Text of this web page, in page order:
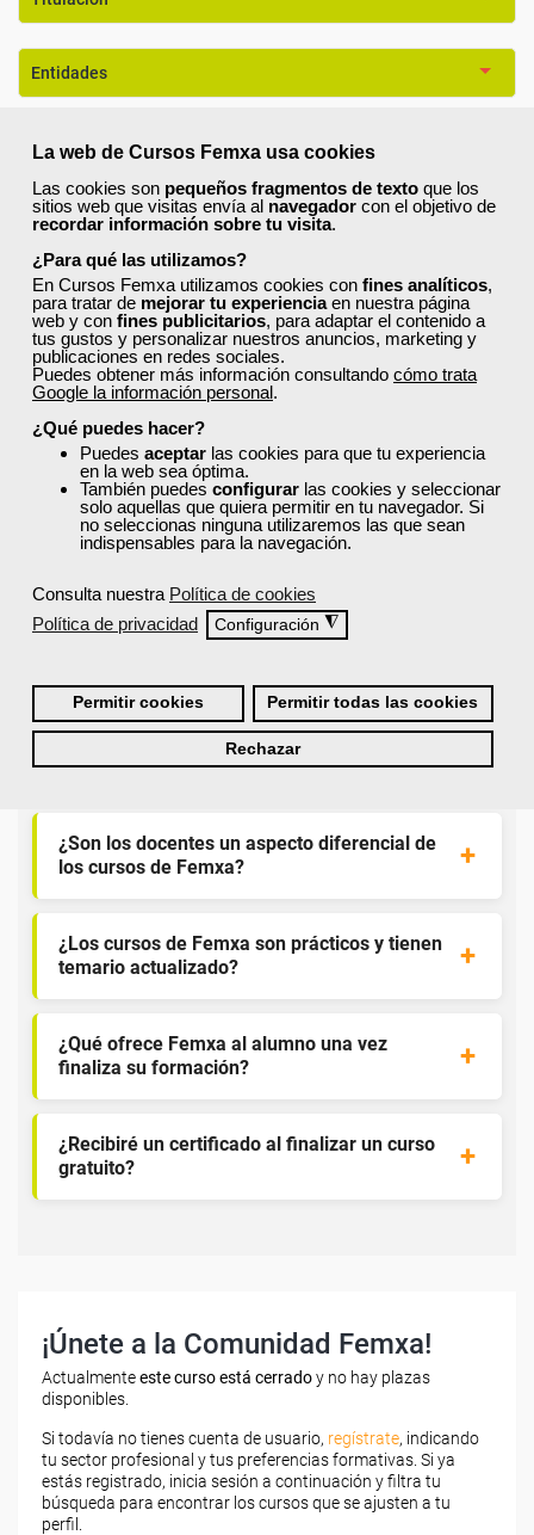
La web de Cursos Femxa usa cookies
Las cookies son pequeños fragmentos de texto que los
sitios web que visitas envía al navegador con el objetivo de
recordar información sobre tu visita.
¿Para qué las utilizamos?
En Cursos Femxa utilizamos cookies con fines analíticos,
para tratar de mejorar tu experienciaen nuestra página
web y con fines publicitarios, para adaptar el contenido a
tus gustos y personalizar nuestros anuncios, marketing y
publicaciones en redes sociales.
Puedes obtener más información consultando cómo trata
Google la información personal.
¿Qué puedes hacer?
Puedes aceptar las cookies para que tu experiencia
en la web sea óptima.
También puedes configurar las cookies y seleccionar
solo aquellas que quiera permitir en tu navegador. Si
no seleccionas ninguna utilizaremos las que sean
indispensables para la navegación.
Consulta nuestra Política de cookies
Política de privacidad
Configuración ◮
Permitir cookies Permitir todas las cookies
Rechazar
Entidades
Formación 100% Subvencionada por:
Comentarios (0 )
Preguntas frecuentes sobre la
formación de Femxa
Resolvemos las dudas más habituales sobre nuestra
formación, metodología, equipo docente y ventajas
¿Qué nos hace diferentes de la
¿Por qué solicitar plaza en Femxa cuando se
puede hacer directamente desde el SEPE?
¿Son los docentes un aspecto diferencial de
los cursos de Femxa?
¿Los cursos de Femxa son prácticos y tienen
temario actualizado?
¿Qué ofrece Femxa al alumno una vez
finaliza su formación?
¿Recibiré un certificado al finalizar un curso
gratuito?
¡Únete a la Comunidad Femxa!
Actualmenteeste curso está cerradoy no hay plazas
disponibles.
Si todavía no tienes cuenta de usuario, regístrate, indicando
tu sector profesional y tus preferencias formativas. Si ya
estás registrado, inicia sesión a continuación y filtra tu
búsqueda para encontrar los cursos que se ajusten a tu
perfil.